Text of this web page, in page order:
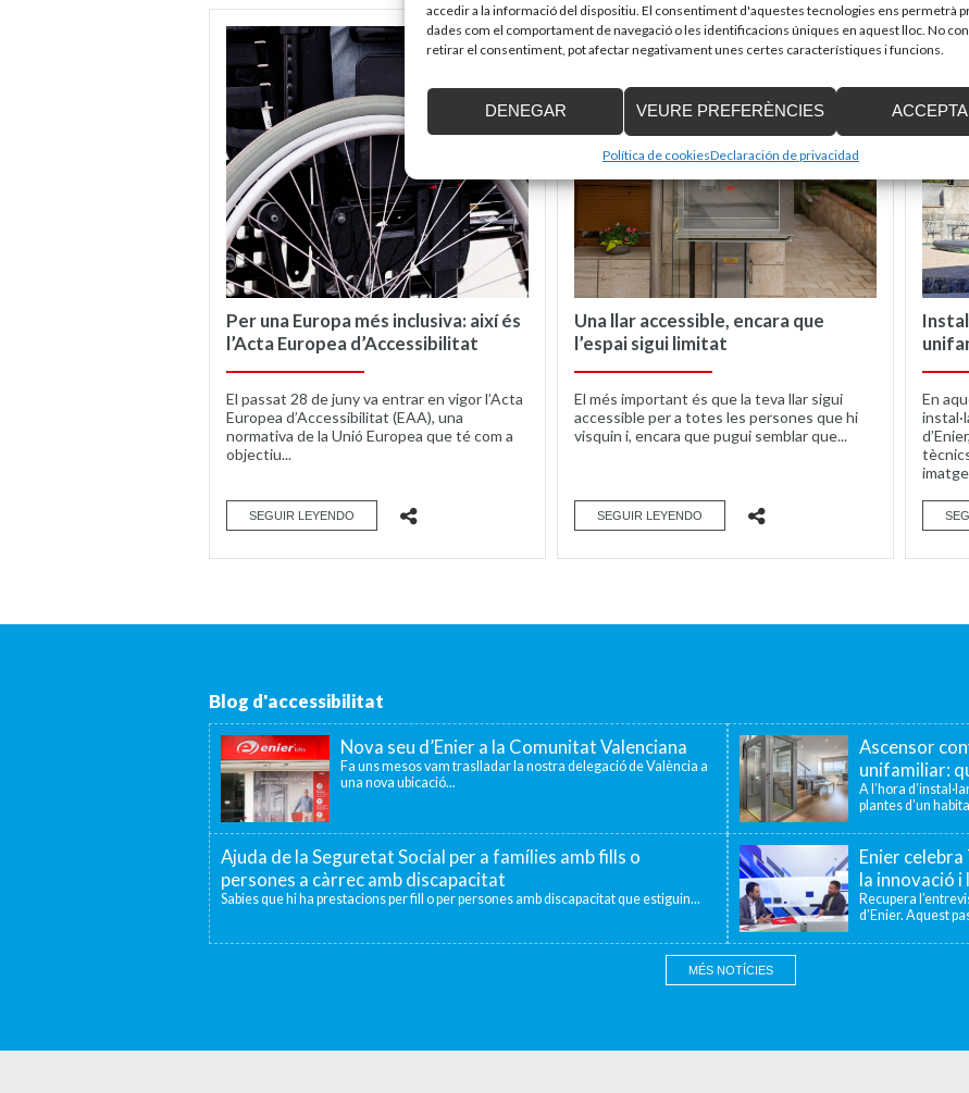
accedir a la informació del dispositiu. El consentiment d'aquestes tecnologies ens permetrà
dades com el comportament de navegació o les identificacions úniques en aquest lloc. No
retirar el consentiment, pot afectar negativament unes certes característiques i funcions.
DENEGAR VEURE PREFERÈNCIES
Política de cookiesDeclaración de privacidad
Per una Europa més inclusiva: així és
l’Acta Europea d’Accessibilitat
El passat 28 de juny va entrar en vigor l’Acta
Europea d’Accessibilitat (EAA), una
normativa de la Unió Europea que té com a
objectiu...
SEGUIR LEYENDO
Una llar accessible, encara que
l’espai sigui limitat
El més important és que la teva llar sigui
accessible per a totes les persones que hi
visquin i, encara que pugui semblar que...
SEGUIR LEYENDO
En
Blog d'accessibilitat
Nova seu d’Enier a la Comunitat Valenciana
Fa uns mesos vam traslladar la nostra delegació de València a
una nova ubicació...
Ascensor
unifamiliar:
A l’hora
plantes d’un
Ajuda de la Seguretat Social per a famílies amb fills o
persones a càrrec amb discapacitat
Sabies que hi ha prestacions per fill o per persones amb discapacitat que estiguin...
Enier
la innovació
Recupera
d’Enier. Aquest
MÉS NOTÍCIES